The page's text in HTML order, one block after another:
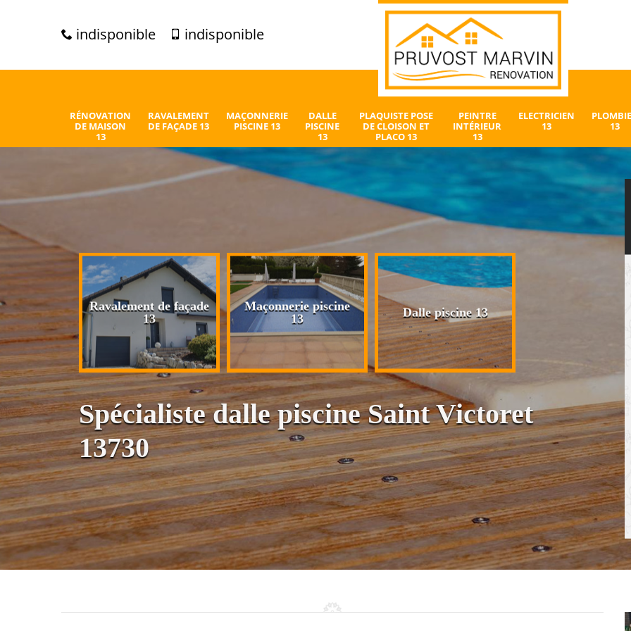
indisponible indisponible
RÉNOVATION
DE MAISON
13
RAVALEMENT
DE FAÇADE 13
MAÇONNERIE
PISCINE 13
DALLE
PISCINE
13
PLAQUISTE POSE
DE CLOISON ET
PLACO 13
PEINTRE
INTÉRIEUR
13
ELECTRICIEN
13
13
maison
Ravalement de façade
13
Maçonnerie piscine
13
Dalle piscine 13
Spécialiste dalle piscine Saint Victoret
13730